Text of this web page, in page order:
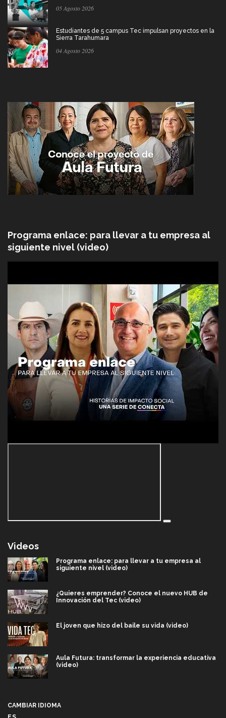
05 Agosto 2026
Estudiantes de 5 campus Tec impulsan proyectos en la
Sierra Tarahumara
04 Agosto 2026
Programa enlace: para llevar a tu empresa al
siguiente nivel (video)
Videos
Programa enlace: para llevar a tu empresa al
siguiente nivel (video)
¿Quieres emprender? Conoce el nuevo HUB de
Innovación del Tec (video)
El joven que hizo del baile su vida (video)
Aula Futura: transformar la experiencia educativa
(video)
CAMBIAR IDIOMA